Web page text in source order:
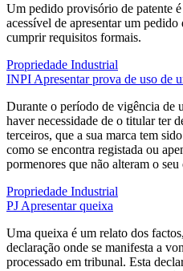
Um pedido provisório de patente
acessível de apresentar um
cumprir requisitos formais.
Propriedade Industrial
INPI Apresentar prova de uso de
Durante o período de vigência de
haver necessidade de o titular ter
terceiros, que a sua marca tem
como se encontra registada ou
pormenores que não alteram o
Propriedade Industrial
PJ Apresentar queixa
Uma queixa é um relato dos
declaração onde se manifesta a
processado em tribunal. Esta